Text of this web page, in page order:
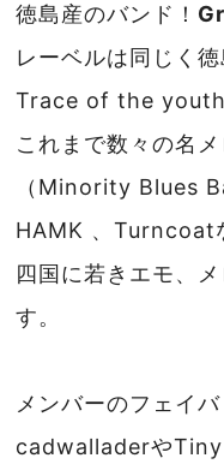
徳島産のバンド！
レーベルは同じく
Trace of the youth
これまで数々の名
（Minority Blues
HAMK 、Turncoat
四国に若きエモ、
す。
メンバーのフェイ
cadwalladerや